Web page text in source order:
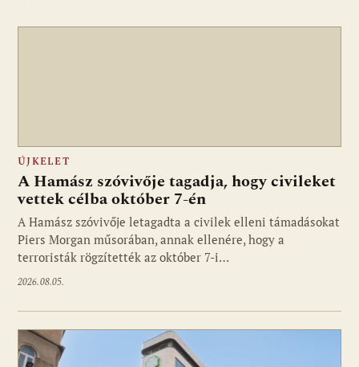
ÚJKELET
A Hamász szóvivője tagadja, hogy civileket
vettek célba október 7-én
A Hamász szóvivője letagadta a civilek elleni támadásokat
Piers Morgan műsorában, annak ellenére, hogy a
terroristák rögzítették az október 7-i…
2026.08.05.